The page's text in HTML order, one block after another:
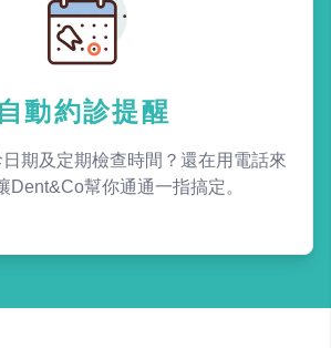
自動約診提醒
期及定期檢查時間？還在用電話來
Dent&Co幫你通通一指搞定。